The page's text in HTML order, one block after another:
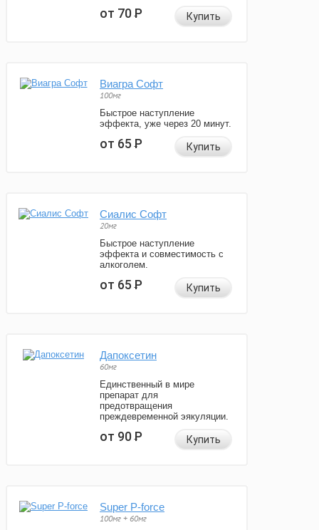
от 70Р Купить
Виагра Софт
100мг
Быстрое наступление
эффекта, уже через 20 минут.
от 65Р Купить
Сиалис Софт
20мг
Быстрое наступление
эффекта и совместимость с
алкоголем.
от 65Р Купить
Дапоксетин
60мг
Единственный в мире
препарат для
предотвращения
преждевременной эякуляции.
от 90Р Купить
Super P-force
100мг + 60мг